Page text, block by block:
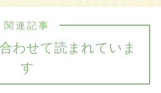
わせて読まれていま
す
関連記事